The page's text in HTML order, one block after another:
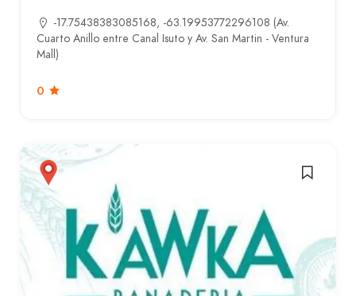
-17.75438383085168, -63.19953772296108 (Av.
Cuarto Anillo entre Canal Isuto y Av. San Martin - Ventura
Mall)
0